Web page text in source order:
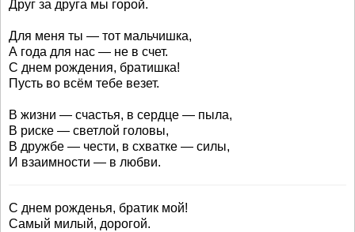
Друг за друга мы горой.
Для меня ты — тот мальчишка,
А года для нас — не в счет.
С днем рождения, братишка!
Пусть во всём тебе везет.
В жизни — счастья, в сердце — пыла,
В риске — светлой головы,
В дружбе — чести, в схватке — силы,
И взаимности — в любви.
С днем рожденья, братик мой!
Самый милый, дорогой.